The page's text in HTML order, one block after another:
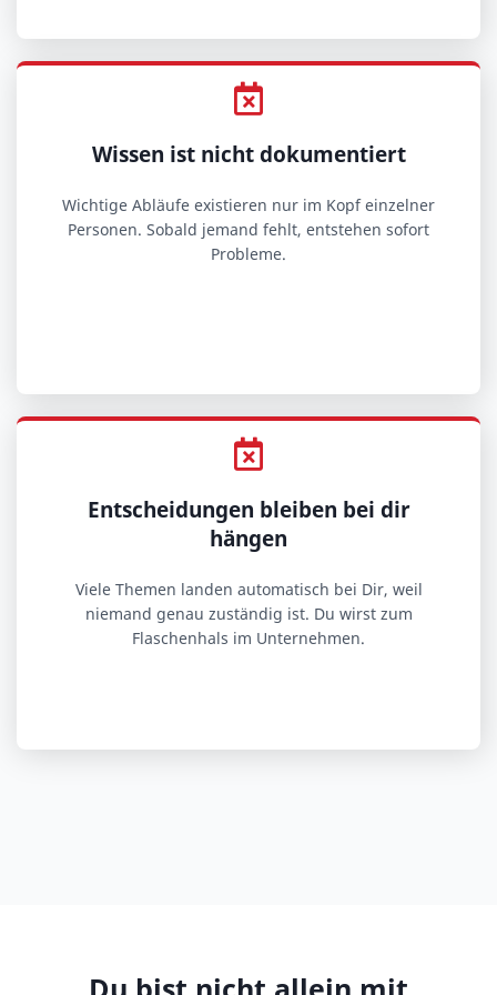
Wissen ist nicht dokumentiert
Wichtige Abläufe existieren nur im Kopf einzelner
Personen. Sobald jemand fehlt, entstehen sofort
Probleme.
Entscheidungen bleiben bei dir
hängen
Viele Themen landen automatisch bei Dir, weil
niemand genau zuständig ist. Du wirst zum
Flaschenhals im Unternehmen.